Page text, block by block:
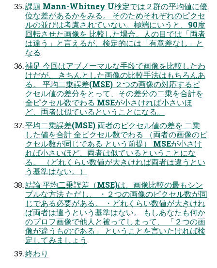
課題 Mann-Whitney U検定では２群の平均値に優
位な差があるかをみる。 そのためそれぞれのピクセ
ルの並びは考慮されていない。極端にいうと、90度
回転させた画像を 比較した場合、人の目では「両者
は違う」と言えるが、検定的には「有意差なし」と
なる
補足 今回はアブノーマルな手段で画像を比較したわ
けだが、 きちんとした画像の比較手法はもちろんあ
る。 平均二乗誤差(MSE) ２つの画像の対応するピ
クセル値の差分をとって、その差分の二乗を合計を
全ピクセル数でわる MSEが小さければ小さいほ
ど、両者は似ているということになる。
平均二乗誤差(MSE) 両者のピクセル値の差を 二乗
した値を合計 全ピクセル数でわる （両者の画像のピ
クセル数が同じである という前提） MSEが小さけ
れば小さいほど、両者は似ているということにな
る。 （どれくらい数値が大きければ両者は違うとい
う基準はない。）
結論 平均二乗誤差（MSE)は、画像比較の最もシン
プルな方法 ただし、 ・２つの画像のピクセル数が同
じである必要がある。 ・どれくらい数値が大きけれ
ば両者は違うという基準はない。 もしあなたも何か
のプロフ画像で他人と被ってしまって、 「２つの画
像が違うものである」 ということを言いたければ検
定してみましょう
終わり